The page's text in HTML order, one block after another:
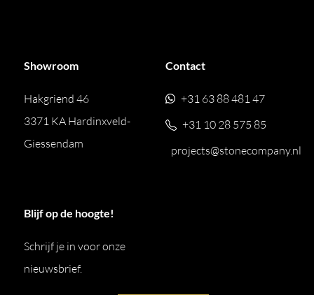
Showroom
Hakgriend 46
3371 KA Hardinxveld-
Giessendam
Contact
+31 63 88 481 47
+31 10 28 575 85
projects@stonecompany.nl
Blijf op de hoogte!
Schrijf je in voor onze
nieuwsbrief.